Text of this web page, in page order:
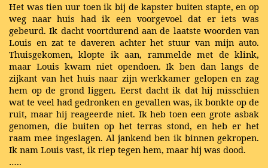
Het was tien uur toen ik bij de kapster buiten stapte, en op
weg naar huis had ik een voorgevoel dat er iets was
gebeurd. Ik dacht voortdurend aan de laatste woorden van
Louis en zat te daveren achter het stuur van mijn auto.
Thuisgekomen, klopte ik aan, rammelde met de klink,
maar Louis kwam niet opendoen. Ik ben dan langs de
zijkant van het huis naar zijn werkkamer gelopen en zag
hem op de grond liggen. Eerst dacht ik dat hij misschien
wat te veel had gedronken en gevallen was, ik bonkte op de
ruit, maar hij reageerde niet. Ik heb toen een grote asbak
genomen, die buiten op het terras stond, en heb er het
raam mee ingeslagen. Al jankend ben ik binnen gekropen.
Ik nam Louis vast, ik riep tegen hem, maar hij was dood.
…..